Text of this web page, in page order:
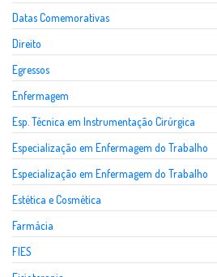
Datas Comemorativas
Direito
Egressos
Enfermagem
Esp. Técnica em Instrumentação Cirúrgica
Especialização em Enfermagem do Trabalho
Especialização em Enfermagem do Trabalho
Estética e Cosmética
Farmácia
FIES